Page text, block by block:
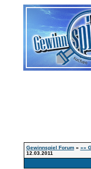
Gewinnspiel Forum» »»
12.03.2011